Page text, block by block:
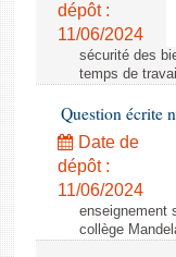
dépôt :
11/06/2024
sécurité des
temps de
Question écrite
Date de
dépôt :
11/06/2024
enseignement
collège